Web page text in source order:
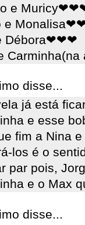
e
e
Débora❤❤❤
disse...
já está
e esse
fim a Nina
los é o
par pois,
e o Max
disse...